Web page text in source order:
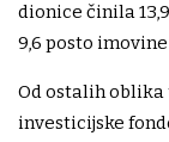
dionice činila
9,6 posto
Od ostalih oblika
investicijske